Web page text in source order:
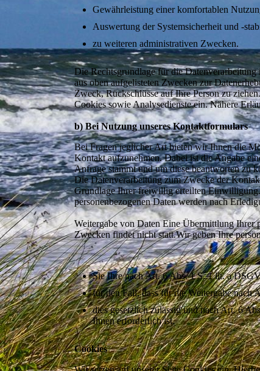
Gewährleistung einer komfortablen
Auswertung der Systemsicherheit und -
zu weiteren administrativen Zwecken.
Die Rechtsgrundlage für die
aus oben aufgelisteten Zwecken zur
Zweck, Rückschlüsse auf Ihre Person zu
Cookies sowie Analysedienste ein. Nähere
b) Bei Nutzung unseres Kontaktformulars
Bei Fragen jeglicher Art bieten wir Ihnen die
Kontakt aufzunehmen. Dabei ist die Angabe
Anfrage stammt und um diese beantworten zu
Die Datenverarbeitung zum Zwecke der
Grundlage Ihrer freiwillig erteilten
personenbezogenen Daten werden nach
Weitergabe von Daten Eine Übermittlung Ihrer
Zwecken findet nicht statt.Wir geben Ihre
Sie Ihre nach Art. 6 Abs. 1 S. 1 lit. a
für den Fall, dass für die Weitergabe
dies gesetzlich zulässig und nach Art. 6
Ihnen erforderlich ist.
Cookies